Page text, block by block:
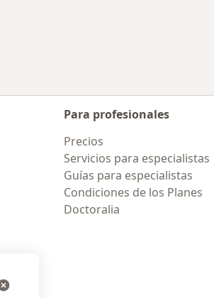
Para profesionales
Precios
Servicios para especialistas
Guías para especialistas
Condiciones de los Planes
Doctoralia